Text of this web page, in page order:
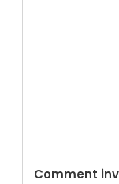
Comment